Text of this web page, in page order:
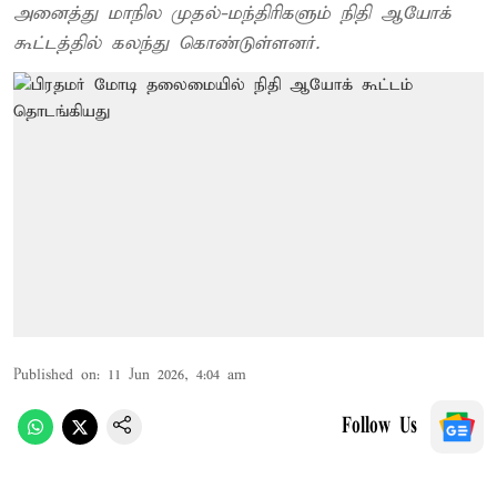
அனைத்து மாநில முதல்-மந்திரிகளும் நிதி ஆயோக்
கூட்டத்தில் கலந்து கொண்டுள்ளனர்.
Published on: 11 Jun 2026, 4:04 am
Follow Us